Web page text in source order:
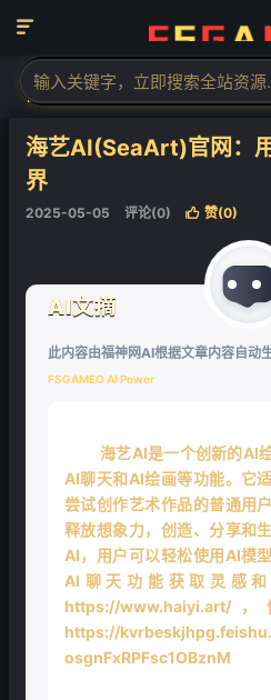

当前位置：福神网-专注分享最实用的软件
像工具
海艺AI(SeaArt)官网：
界
2025-05-05 评论(0)  赞(0)
AI文摘
此内容由福神网AI根据文章内容自动
FSGAMEO AI Power
海艺AI是一个创新的AI
AI聊天和AI绘画等功能。它
尝试创作艺术作品的普通用
释放想象力，创造、分享和
AI，用户可以轻松使用AI模
AI聊天功能获取灵感
https://www.haiyi.art/
https://
osgnFxRPFsc1OBznMj。用